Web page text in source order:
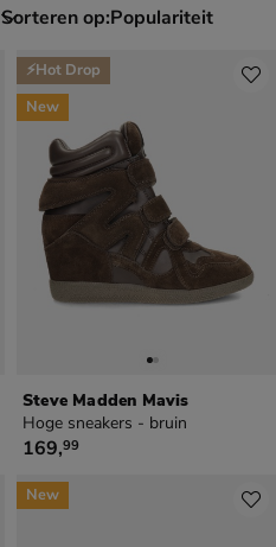
Sorteren op:
Steve Madden Mavis
Hoge sneakers - bruin
€ 169,99
169,99
⚡Hot Drop
New
New